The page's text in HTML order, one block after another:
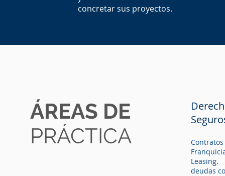
concretar sus proyectos.
ÁREAS DE
PRÁCTICA
Leasing.
ÁREAS DE
PRÁCTICA
deudas